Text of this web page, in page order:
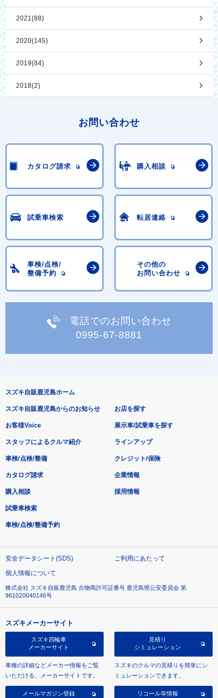
2021(88)
2020(145)
2019(84)
2018(2)
お問い合わせ
カタログ請求 購入相談
試乗車検索 転居連絡
車検/点検/
整備予約
その他の
お問い合わせ
電話でのお問い合わせ
0995-67-8881
スズキ自販鹿児島ホーム
スズキ自販鹿児島からのお知らせ
お客様Voice
スタッフによるクルマ紹介
お店を探す
展示車/試乗車を探す
ラインアップ
車検/点検/整備 クレジット/保険
カタログ請求
購入相談
試乗車検索
車検/点検/整備予約
企業情報
採用情報
安全データシート(SDS)
ご利用にあたって
個人情報について
株式会社 スズキ自販鹿児島 古物商許可証番号 鹿児島県公安委員会 第
961020040146号
スズキメーカーサイト
スズキ四輪車
メーカーサイト
車種の詳細などメーカー情報をご覧
いただける、メーカーサイトです。
見積り
シミュレーション
スズキのクルマの見積りを簡単にシ
ミュレーションできます。
メールマガジン登録 リコール等情報